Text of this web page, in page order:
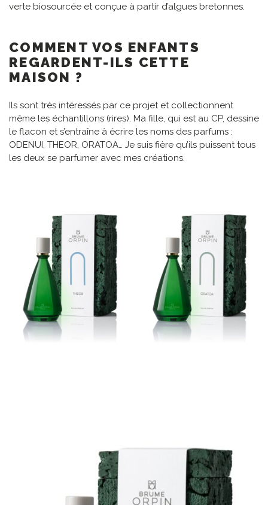
verte biosourcée et conçue à partir d’algues bretonnes.
COMMENT VOS ENFANTS
REGARDENT-ILS CETTE
MAISON ?
Ils sont très intéressés par ce projet et collectionnent
même les échantillons (rires). Ma fille, qui est au CP, dessine
le flacon et s’entraîne à écrire les noms des parfums :
ODENUI, THEOR, ORATOA… Je suis fière qu’ils puissent tous
les deux se parfumer avec mes créations.